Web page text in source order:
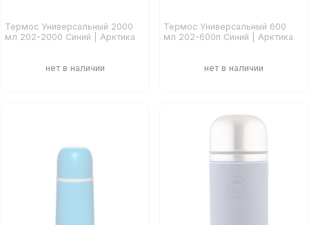
Термос Универсальный 2000
мл 202-2000 Синий | Арктика
Термос Универсальный 600
мл 202-600п Синий | Арктика